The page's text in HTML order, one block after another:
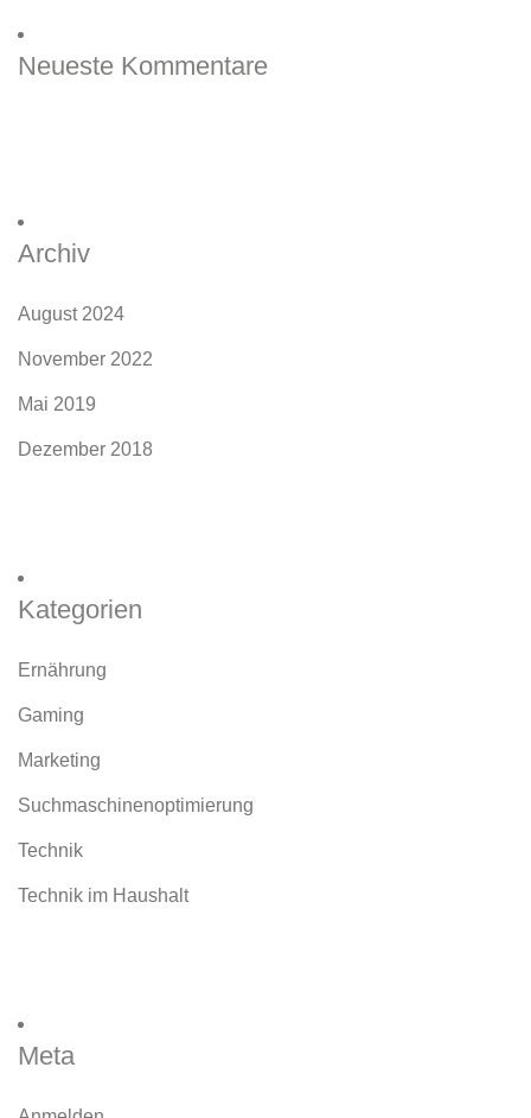
Neueste Kommentare
Archiv
August 2024
November 2022
Mai 2019
Dezember 2018
Kategorien
Ernährung
Gaming
Marketing
Suchmaschinenoptimierung
Technik
Technik im Haushalt
Meta